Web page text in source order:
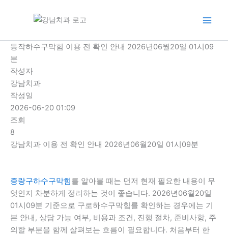
로 동작하수구막힘 이용 전 확인 안내 2026년06월20일 01시09
분
작성자
강남치과
작성일
2026-06-20 01:09
조회
8
강남치과 이용 전 확인 안내 2026년06월20일 01시09분
중랑구하수구막힘를 알아볼 때는 먼저 현재 필요한 내용이 무
엇인지 차분하게 정리하는 것이 좋습니다. 2026년06월20일
01시09분 기준으로 구로하수구막힘를 확인하는 경우에는 기
본 안내, 상담 가능 여부, 비용과 조건, 진행 절차, 준비사항, 주
의할 부분을 함께 살펴보는 흐름이 필요합니다. 처음부터 한